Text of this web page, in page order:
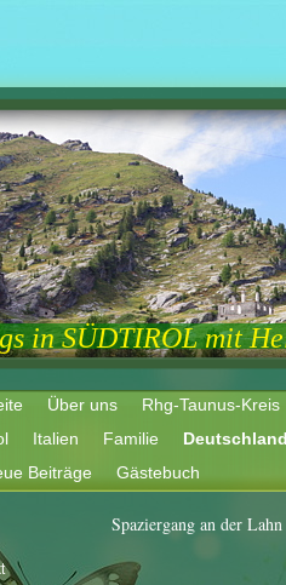
in SÜDTIROL mit
Über uns
Rhg-Taunus-Kreis
Italien Familie
Beiträge
Gästebuch
Spaziergang an der